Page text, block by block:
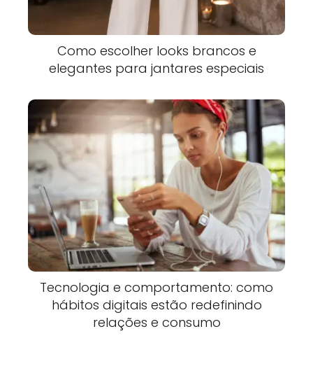
Como escolher looks brancos e
elegantes para jantares especiais
Tecnologia e comportamento: como
hábitos digitais estão redefinindo
relações e consumo